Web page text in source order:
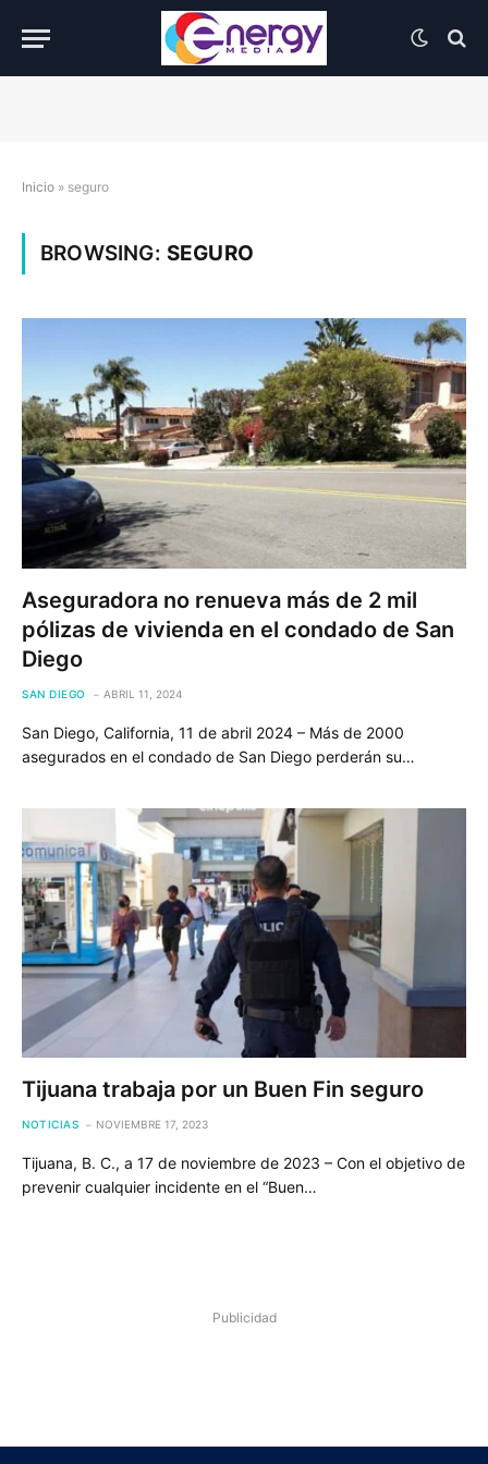
Inicio » seguro
BROWSING: SEGURO
Aseguradora no renueva más de 2 mil
pólizas de vivienda en el condado de San
Diego
SAN DIEGO ABRIL 11, 2024
San Diego, California, 11 de abril 2024 – Más de 2000
asegurados en el condado de San Diego perderán su…
Tijuana trabaja por un Buen Fin seguro
NOTICIAS NOVIEMBRE 17, 2023
Tijuana, B. C., a 17 de noviembre de 2023 – Con el objetivo de
prevenir cualquier incidente en el “Buen…
Publicidad